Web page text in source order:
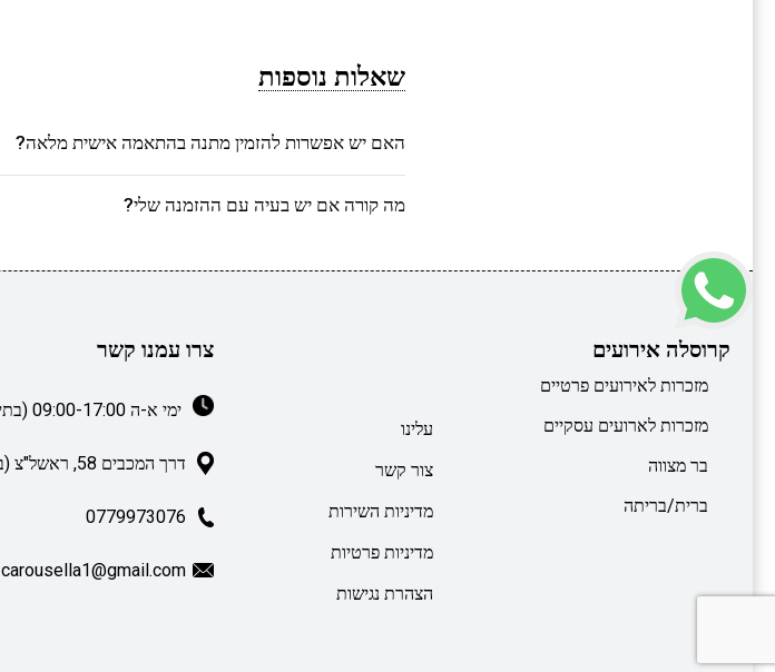
שאלות נוספות
האם יש אפשרות להזמין מתנה בהתאמה אישית מלאה?
מה קורה אם יש בעיה עם ההזמנה שלי?
קרוסלה אירועים
מזכרות לאירועים פרטיים
מזכרות לארועים עסקיים
בר מצווה
ברית/בריתה
עלינו
צור קשר
מדיניות השירות
מדיניות פרטיות
הצהרת נגישות
צרו עמנו קשר
ימי א-ה 09:00-17:00 (בתיאום מראש) יום ו' וערבי חג (סגור)
דרך המכבים 58, ראשל"צ (בניין ehouse קומה 2)
0779973076
carousella1@gmail.com